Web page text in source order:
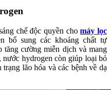
chế độc quyền chomáy lọc
bổ sung các khoáng chất tự
cường miễn dịch và mang
hydrogen còn giúp loại bỏ
lão hóa và các bệnh về dạ